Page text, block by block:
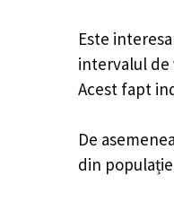
Este
intervalul de
Acest fapt
De
din